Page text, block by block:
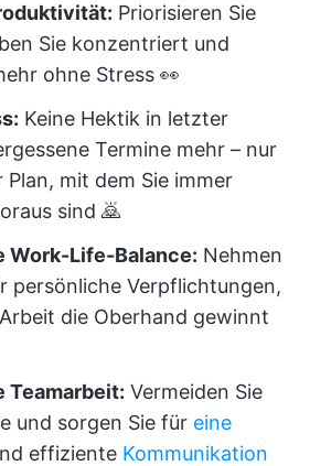
Priorisieren Sie
Sie konzentriert und
ohne Stress 👀
Keine Hektik in letzter
Termine mehr – nur
Plan, mit dem Sie immer
sind 🙇
Work-Life-Balance: Nehmen
persönliche Verpflichtungen,
die Oberhand gewinnt
Teamarbeit: Vermeiden Sie
und sorgen Sie für eine
effiziente Kommunikation